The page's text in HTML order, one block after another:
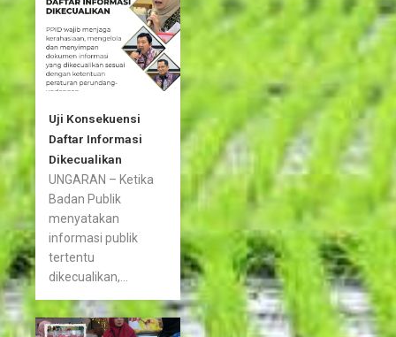
Uji Konsekuensi
Daftar Informasi
Dikecualikan
UNGARAN – Ketika
Badan Publik
menyatakan
informasi publik
tertentu
dikecualikan,...